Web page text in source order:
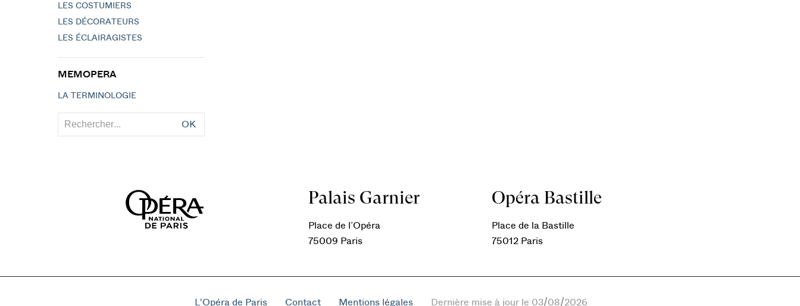
LES COSTUMIERS
LES DÉCORATEURS
LES ÉCLAIRAGISTES
MEMOPERA
LA TERMINOLOGIE
OK
Palais Garnier
Place de l’Opéra
75009 Paris
Opéra Bastille
Place de la Bastille
75012 Paris
L'Opéra de Paris Contact Mentions légales Dernière mise à jour le 03/08/2026